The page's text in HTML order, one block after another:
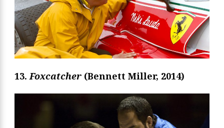
13. Foxcatcher (Bennett Miller, 2014)